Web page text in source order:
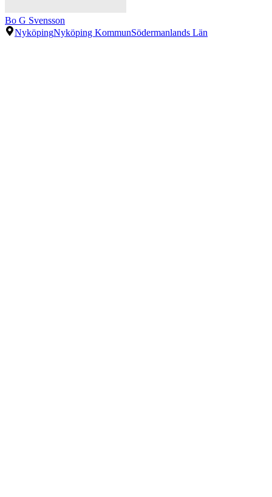
Bo G Svensson
NyköpingNyköping KommunSödermanlands Län